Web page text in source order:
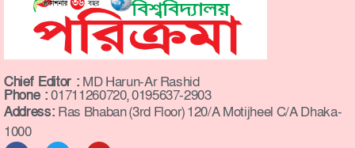
Chief Editor : MD Harun-Ar Rashid
Phone :01711260720, 0195637-2903
Address: Ras Bhaban (3rd Floor) 120/A Motijheel C/A Dhaka-
1000